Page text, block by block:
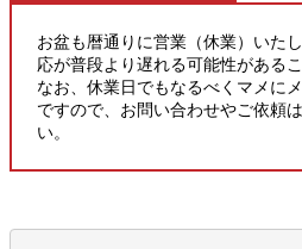
お盆も暦通りに営業（休業）いた
応が普段より遅れる可能性がある
なお、休業日でもなるべくマメに
ですので、お問い合わせやご依頼
い。